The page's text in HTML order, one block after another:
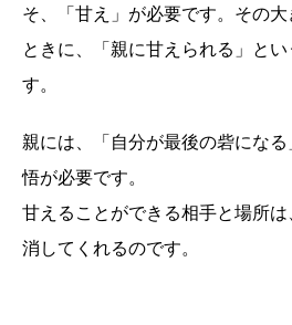
そ、「甘え」が必要です。その
ときに、「親に甘えられる」と
す。
親には、「自分が最後の砦にな
悟が必要です。
甘えることができる相手と場所
消してくれるのです。